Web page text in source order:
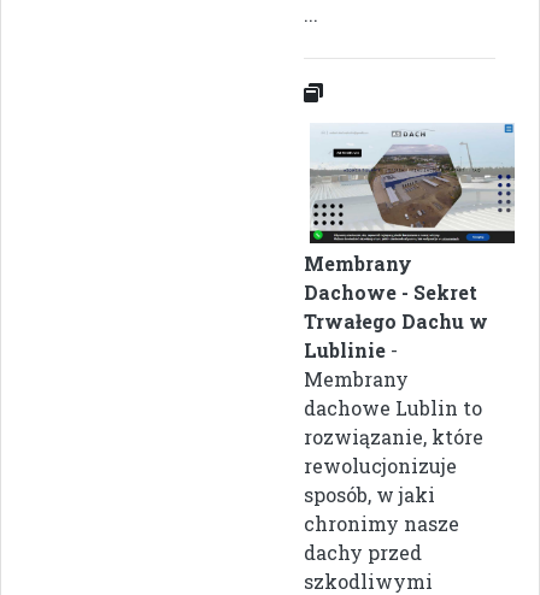
...
Membrany
Dachowe - Sekret
Trwałego Dachu w
Lublinie -
Membrany
dachowe Lublin to
rozwiązanie, które
rewolucjonizuje
sposób, w jaki
chronimy nasze
dachy przed
szkodliwymi